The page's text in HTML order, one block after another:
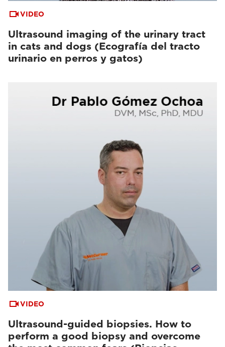
VIDEO
Ultrasound imaging of the urinary tract
in cats and dogs (Ecografía del tracto
urinario en perros y gatos)
VIDEO
Ultrasound-guided biopsies. How to
perform a good biopsy and overcome